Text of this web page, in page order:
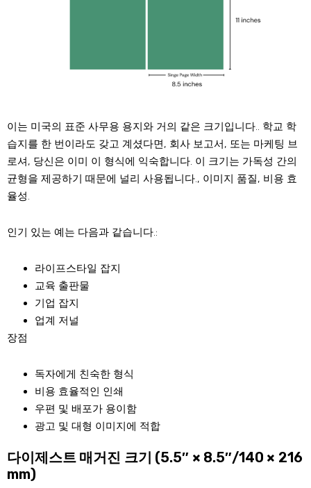
이는 미국의 표준 사무용 용지와 거의 같은 크기입니다.. 학교 학
습지를 한 번이라도 갖고 계셨다면, 회사 보고서, 또는 마케팅 브
로셔, 당신은 이미 이 형식에 익숙합니다. 이 크기는 가독성 간의
균형을 제공하기 때문에 널리 사용됩니다., 이미지 품질, 비용 효
율성.
인기 있는 예는 다음과 같습니다.:
라이프스타일 잡지
교육 출판물
기업 잡지
업계 저널
장점
독자에게 친숙한 형식
비용 효율적인 인쇄
우편 및 배포가 용이함
광고 및 대형 이미지에 적합
다이제스트 매거진 크기 (5.5″ × 8.5″/140 × 216
mm)